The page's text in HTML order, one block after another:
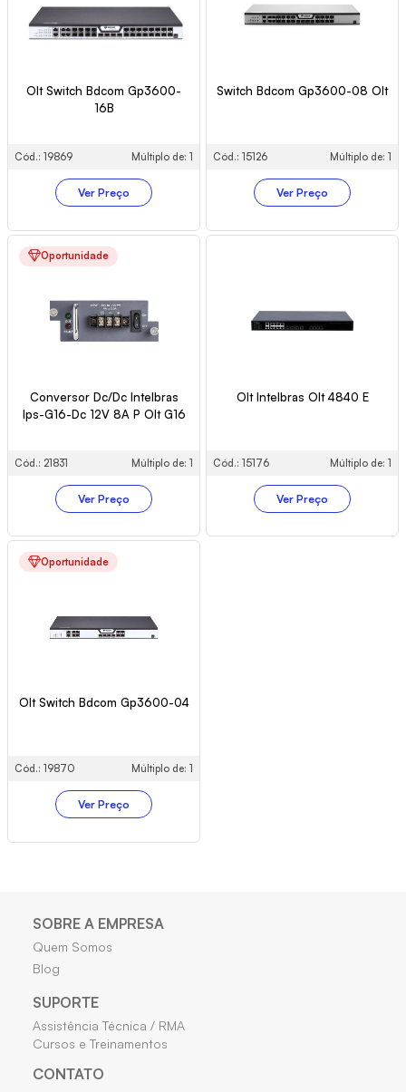
Olt Switch Bdcom Gp3600-
16B
Cód.: 19869 Múltiplo de: 1
Ver Preço
Switch Bdcom Gp3600-08 Olt
Cód.: 15126 Múltiplo de: 1
Ver Preço
Oportunidade
Conversor Dc/Dc Intelbras
Ips-G16-Dc 12V 8A P Olt G16
Cód.: 21831 Múltiplo de: 1
Ver Preço
Olt Intelbras Olt 4840 E
Cód.: 15176 Múltiplo de: 1
Ver Preço
Oportunidade
Olt Switch Bdcom Gp3600-04
Cód.: 19870 Múltiplo de: 1
Ver Preço
SOBRE A EMPRESA
Quem Somos
Blog
SUPORTE
Assistência Técnica / RMA
Cursos e Treinamentos
CONTATO